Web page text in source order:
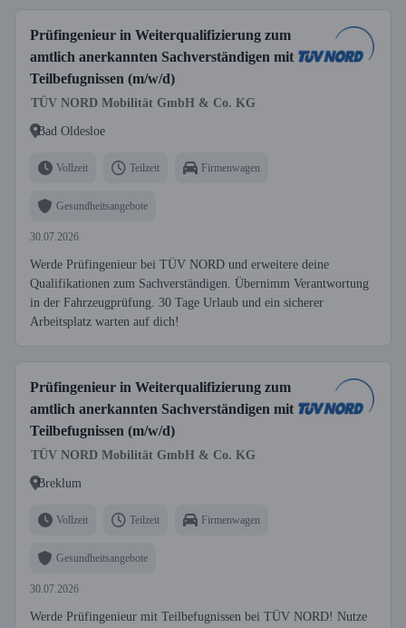
Prüfingenieur in Weiterqualifizierung zum
amtlich anerkannten Sachverständigen mit
Teilbefugnissen (m/w/d)
TÜV NORD Mobilität GmbH & Co. KG
Bad Oldesloe
Vollzeit Teilzeit Firmenwagen
Gesundheitsangebote
30.07.2026
Werde Prüfingenieur bei TÜV NORD und erweitere deine
Qualifikationen zum Sachverständigen. Übernimm Verantwortung
in der Fahrzeugprüfung. 30 Tage Urlaub und ein sicherer
Arbeitsplatz warten auf dich!
Prüfingenieur in Weiterqualifizierung zum
amtlich anerkannten Sachverständigen mit
Teilbefugnissen (m/w/d)
TÜV NORD Mobilität GmbH & Co. KG
Breklum
Vollzeit Teilzeit Firmenwagen
Gesundheitsangebote
30.07.2026
Werde Prüfingenieur mit Teilbefugnissen bei TÜV NORD! Nutze